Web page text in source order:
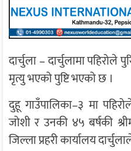
दार्चुला – दार्चुलामा पहिरोले
मृत्यु भएको पुष्टि भएको छ ।
दुहू गाउँपालिका–३ मा
जोशी र उनकी ४५ बर्षकी
जिल्ला प्रहरी कार्यालय